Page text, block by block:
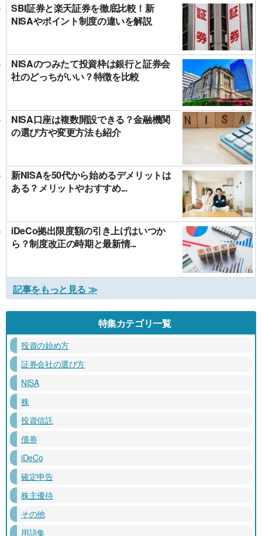
SBI証券と楽天証券を徹底比較！新
NISAやポイント制度の違いを解説
NISAのつみたて投資枠は銀行と証券会
社のどっちがいい？特徴を比較
NISA口座は複数開設できる？金融機関
の選び方や変更方法も紹介
新NISAを50代から始めるデメリットは
ある？メリットやおすすめ...
iDeCo拠出限度額の引き上げはいつか
ら？制度改正の時期と最新情...
記事をもっと見る ≫
特集カテゴリ一覧
投資の始め方
証券会社の選び方
NISA
株
投資信託
債券
iDeCo
確定申告
株主優待
その他
用語集